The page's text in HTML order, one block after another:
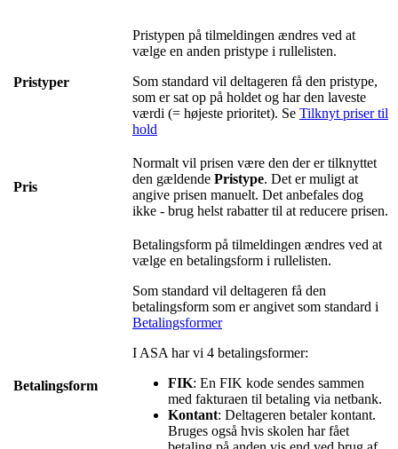
Pristyper
Pristypen på tilmeldingen ændres ved at
vælge en anden pristype i rullelisten.
Som standard vil deltageren få den pristype,
som er sat op på holdet og har den laveste
værdi (= højeste prioritet). Se Tilknyt priser til
hold
Pris
Normalt vil prisen være den der er tilknyttet
den gældende Pristype. Det er muligt at
angive prisen manuelt. Det anbefales dog
ikke - brug helst rabatter til at reducere prisen.
Betalingsform
Betalingsform på tilmeldingen ændres ved at
vælge en betalingsform i rullelisten.
Som standard vil deltageren få den
betalingsform som er angivet som standard i
Betalingsformer‍
I ASA har vi 4 betalingsformer:
FIK: En FIK kode sendes sammen
med fakturaen til betaling via netbank.
Kontant: Deltageren betaler kontant.
Bruges også hvis skolen har fået